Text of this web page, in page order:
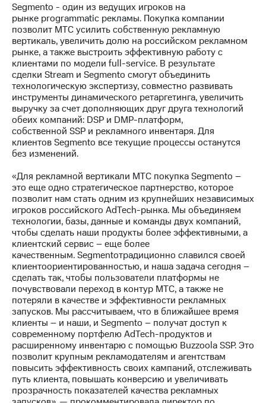
отчетность
Контакты
Новости
в
регионе
и акционерам
Корпоративное
управление
Корпоративный
секретарь
Раскрытие
информации
Информация
акционерам
Документы
ПАО
"МТС"
Собрания
акционеров
Личный
кабинет
акционера
Акционерный
капитал
Контроль
и
аудит
Рынок
акций
Описание
Segmento - один из ведущих игроков на
рынке programmatic рекламы. Покупка компании
позволит МТС усилить собственную рекламную
вертикаль, увеличить долю на российском рекламном
рынке, а также выстроить эффективную работу с
клиентами по модели full-service. В результате
сделки Stream и Segmento смогут объединить
технологическую экспертизу, совместно развивать
инструменты динамического ретаргетинга, увеличить
выручку за счет дополняющих друг друга технологий
обеих компаний: DSP и DMP-платформ,
собственной SSP и рекламного инвентаря. Для
клиентов Segmento все текущие процессы останутся
без изменений.
«Для рекламной вертикали МТС покупка Segmento –
это еще одно стратегическое партнерство, которое
позволит нам стать одним из крупнейших независимых
игроков российского AdTech-рынка. Мы объединяем
технологии, базы, данные и команды двух компаний,
чтобы сделать наши продукты более эффективными, а
клиентский сервис – еще более
качественным. Segmentoтрадиционно славился своей
клиентоориентированностью, и наша задача сегодня –
сделать так, чтобы пользователи платформы не
почувствовали переход в контур МТС, а также не
потеряли в качестве и эффективности рекламных
запусков. Мы рассчитываем, что в ближайшее время
клиенты – и наши, и Segmento – получат доступ к
современному портфелю AdTech-продуктов и
расширенному инвентарю с помощью Buzzoola SSP. Это
позволит крупным рекламодателям и агентствам
повысить эффективность своих кампаний, отслеживать
путь клиента, повышать конверсию и увеличивать
прозрачность показателей качества рекламных